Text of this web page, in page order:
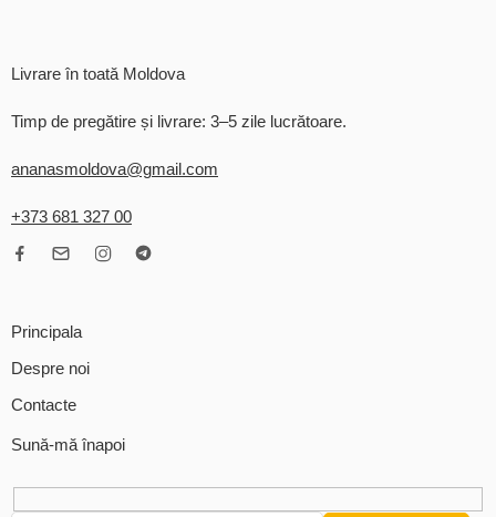
Livrare în toată Moldova
Timp de pregătire și livrare: 3–5 zile lucrătoare.
ananasmoldova@gmail.com
+373 681 327 00
Principala
Despre noi
Contacte
Sună-mă înapoi